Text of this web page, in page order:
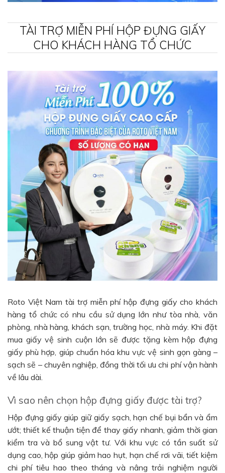
TÀI TRỢ MIỄN PHÍ HỘP ĐỰNG GIẤY
CHO KHÁCH HÀNG TỔ CHỨC
Roto Việt Nam tài trợ miễn phí hộp đựng giấy cho khách
hàng tổ chức có nhu cầu sử dụng lớn như tòa nhà, văn
phòng, nhà hàng, khách sạn, trường học, nhà máy. Khi đặt
mua giấy vệ sinh cuộn lớn sẽ được tặng kèm hộp đựng
giấy phù hợp, giúp chuẩn hóa khu vực vệ sinh gọn gàng –
sạch sẽ – chuyên nghiệp, đồng thời tối ưu chi phí vận hành
về lâu dài.
Vì sao nên chọn hộp đựng giấy được tài trợ?
Hộp đựng giấy giúp giữ giấy sạch, hạn chế bụi bẩn và ẩm
ướt; thiết kế thuận tiện để thay giấy nhanh, giảm thời gian
kiểm tra và bổ sung vật tư. Với khu vực có tần suất sử
dụng cao, hộp giúp giảm hao hụt, hạn chế rơi vãi, tiết kiệm
chi phí tiêu hao theo tháng và nâng trải nghiệm người